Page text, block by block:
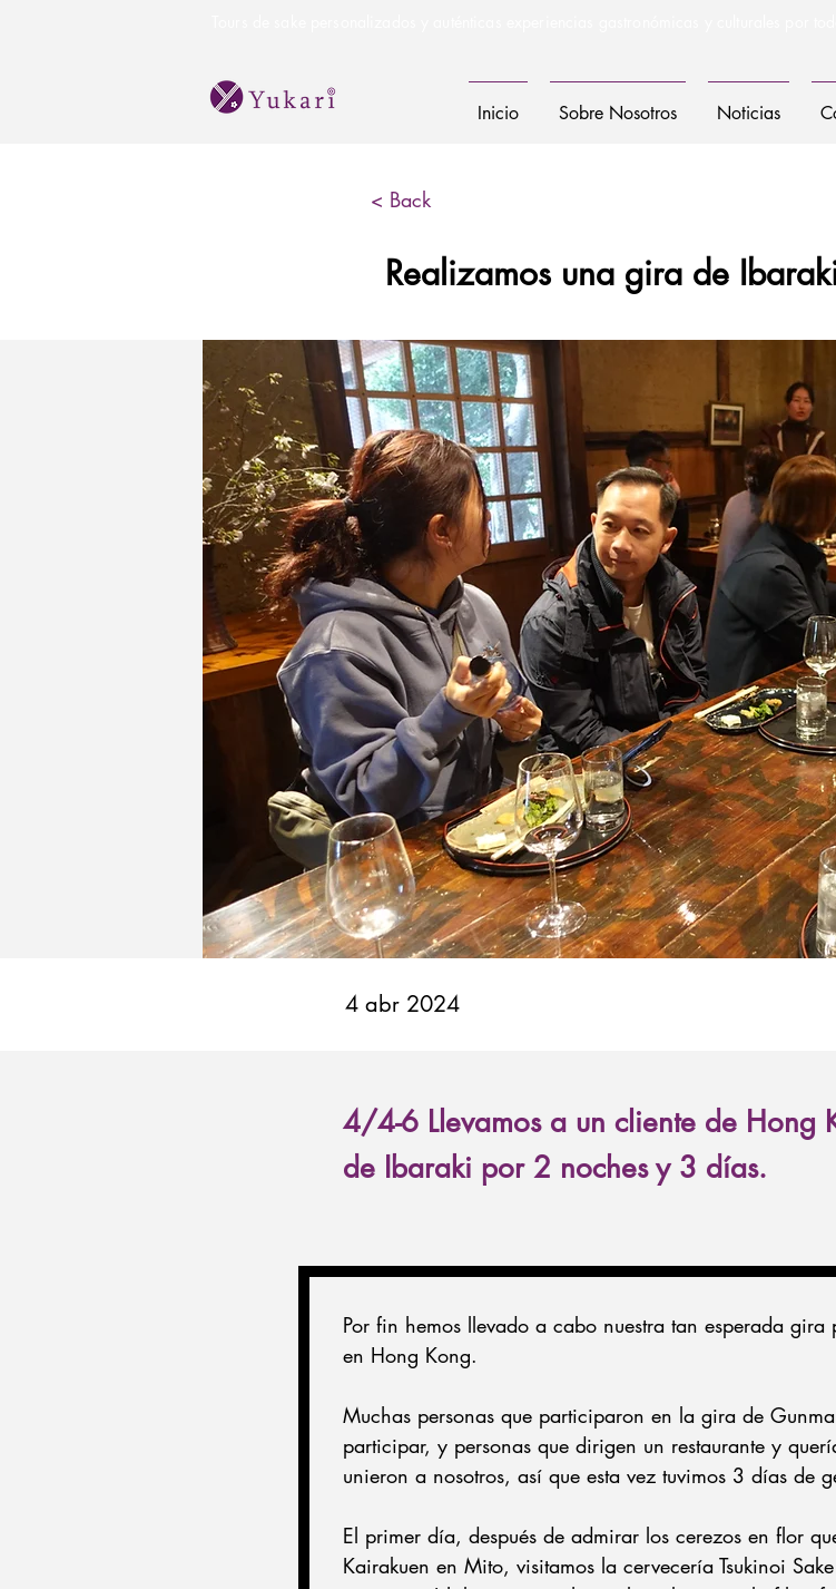
Inicio Sobre Nosotros Noticias
< Back
Realizamos una gira de
4 abr 2024
4/4-6 Llevamos a un cliente de Hong
de Ibaraki por 2 noches y 3 días.
Por fin hemos llevado a cabo nuestra tan esperada gira
en Hong Kong.
Muchas personas que participaron en la gira de
participar, y personas que dirigen un restaurante y
unieron a nosotros, así que esta vez tuvimos 3 días de
El primer día, después de admirar los cerezos en flor
Kairakuen en Mito, visitamos la cervecería Tsukinoi